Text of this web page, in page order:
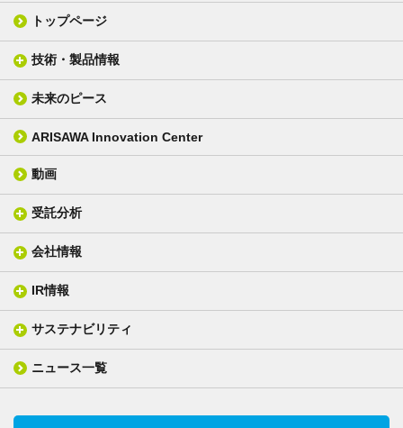
トップページ
技術・製品情報
FPC材料
カバーレイフィルム
銅張り積層板
層間接着シート
3D材料
電気絶縁・産業構造材料
織物製品
一般塗工製品
産業用構造材料
塗る
技術用語集
技術・製品情報トップ
未来のピース
ARISAWA Innovation Center
動画
受託分析
分析メニュー(事例)
分析ニュース
会社情報
会社概要
事業所
関係企業
IR情報
IR情報トップ
サステナビリティ
サステナビリティ・マネジメント
社会との関わり
ニュース一覧